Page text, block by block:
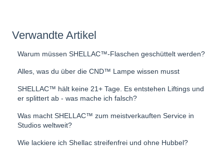
Verwandte Artikel
Warum müssen SHELLAC™-Flaschen geschüttelt werden?
Alles, was du über die CND™ Lampe wissen musst
SHELLAC™ hält keine 21+ Tage. Es entstehen Liftings und
er splittert ab - was mache ich falsch?
Was macht SHELLAC™ zum meistverkauften Service in
Studios weltweit?
Wie lackiere ich Shellac streifenfrei und ohne Hubbel?